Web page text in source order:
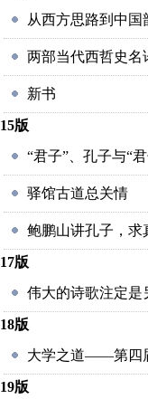
从西方思路到中国
两部当代西哲史名
新书
15版
“君子”、孔子与“
驿馆古道总关情
鲍鹏山讲孔子，求
17版
伟大的诗歌注定是
18版
大学之道――第四
19版